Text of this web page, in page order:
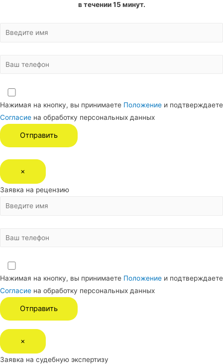
в течении 15 минут.
Нажимая на кнопку, вы принимаете Положение и подтверждаете
Согласие на обработку персональных данных
×
Заявка на рецензию
Нажимая на кнопку, вы принимаете Положение и подтверждаете
Согласие на обработку персональных данных
×
Заявка на судебную экспертизу